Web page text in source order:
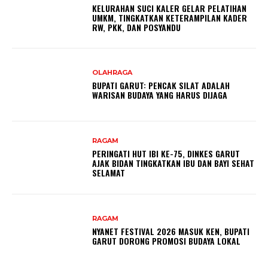
KELURAHAN SUCI KALER GELAR PELATIHAN
UMKM, TINGKATKAN KETERAMPILAN KADER
RW, PKK, DAN POSYANDU
OLAHRAGA
BUPATI GARUT: PENCAK SILAT ADALAH
WARISAN BUDAYA YANG HARUS DIJAGA
RAGAM
PERINGATI HUT IBI KE-75, DINKES GARUT
AJAK BIDAN TINGKATKAN IBU DAN BAYI SEHAT
SELAMAT
RAGAM
NYANET FESTIVAL 2026 MASUK KEN, BUPATI
GARUT DORONG PROMOSI BUDAYA LOKAL